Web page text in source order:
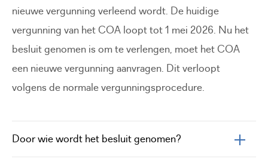
nieuwe vergunning verleend wordt. De huidige
vergunning van het COA loopt tot 1 mei 2026. Nu het
besluit genomen is om te verlengen, moet het COA
een nieuwe vergunning aanvragen. Dit verloopt
volgens de normale vergunningsprocedure.
Door wie wordt het besluit genomen?